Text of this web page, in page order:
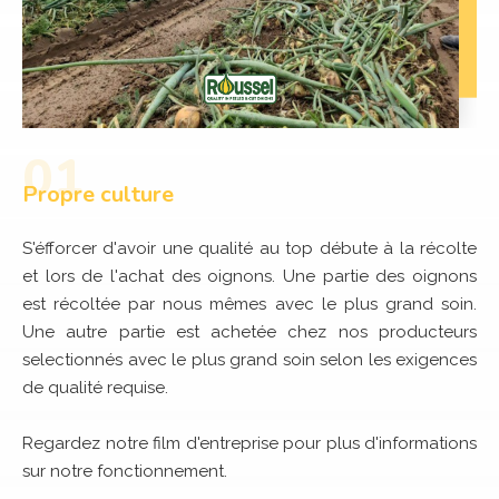
Propre culture
S'éfforcer d'avoir une qualité au top débute à la récolte
et lors de l'achat des oignons. Une partie des oignons
est récoltée par nous mêmes avec le plus grand soin.
Une autre partie est achetée chez nos producteurs
selectionnés avec le plus grand soin selon les exigences
de qualité requise.
Regardez notre film d'entreprise pour plus d'informations
sur notre fonctionnement.